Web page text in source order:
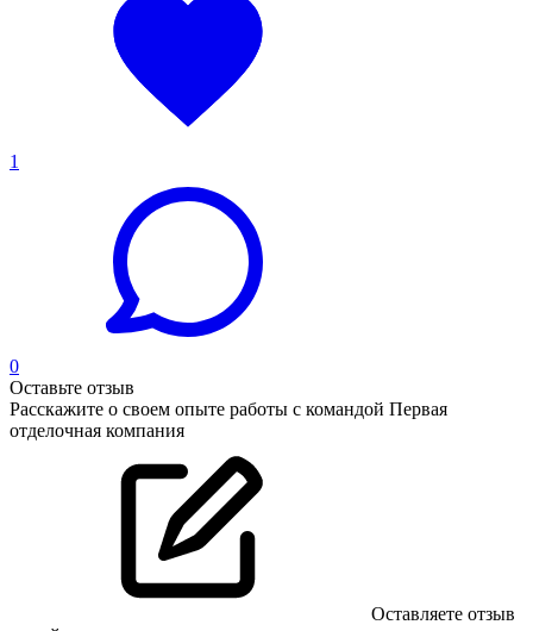
1
0
Оставьте отзыв
Расскажите о своем опыте работы с командой Первая
отделочная компания
Оставляете отзыв